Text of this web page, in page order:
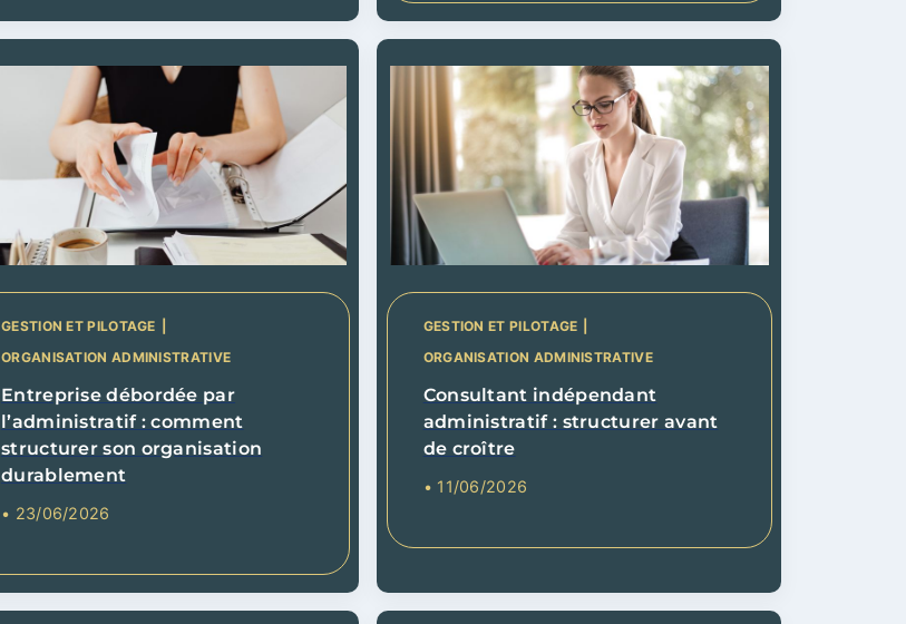
GESTION ET PILOTAGE
ORGANISATION ADMINISTRATIVE
Entreprise débordée par
l’administratif : comment
structurer son organisation
durablement
• 23/06/2026
GESTION ET PILOTAGE
ORGANISATION ADMINISTRATIVE
Consultant indépendant
administratif : structurer avant
de croître
• 11/06/2026